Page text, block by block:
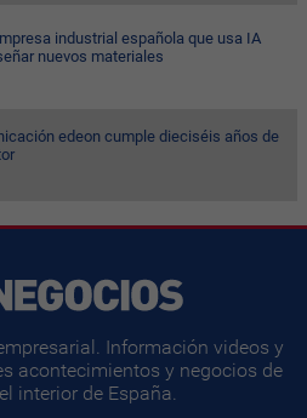
industrial española que usa IA
nuevos materiales
edeon cumple dieciséis años de
Información videos y
acontecimientos y negocios de
interior de España.